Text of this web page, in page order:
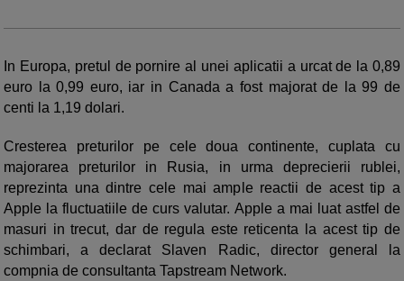
In Europa, pretul de pornire al unei aplicatii a urcat de la 0,89
euro la 0,99 euro, iar in Canada a fost majorat de la 99 de
centi la 1,19 dolari.
Cresterea preturilor pe cele doua continente, cuplata cu
majorarea preturilor in Rusia, in urma deprecierii rublei,
reprezinta una dintre cele mai ample reactii de acest tip a
Apple la fluctuatiile de curs valutar. Apple a mai luat astfel de
masuri in trecut, dar de regula este reticenta la acest tip de
schimbari, a declarat Slaven Radic, director general la
compnia de consultanta Tapstream Network.